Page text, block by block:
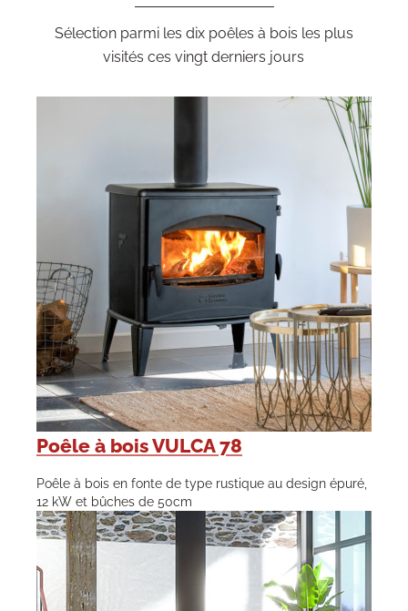
Sélection parmi les dix poêles à bois les plus
visités ces vingt derniers jours
Poêle à bois VULCA 78
Poêle à bois en fonte de type rustique au design épuré,
12 kW et bûches de 50cm